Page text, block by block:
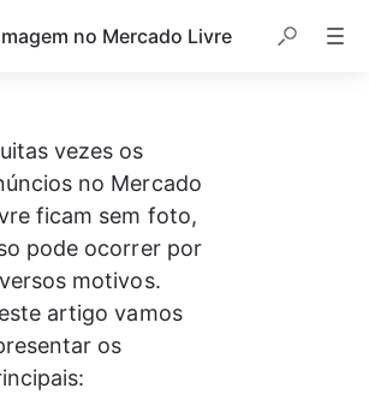
no Mercado Livre
vezes os
no Mercado
ficam sem foto,
pode ocorrer por
motivos.
artigo vamos
os